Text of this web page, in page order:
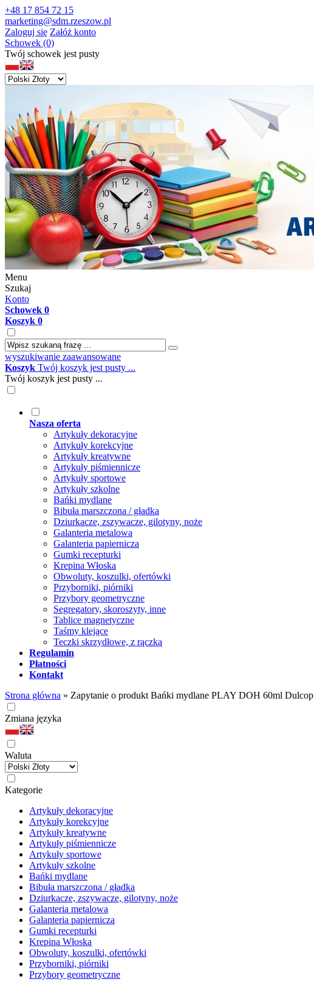
+48 17 854 72 15
marketing@sdm.rzeszow.pl
Zaloguj się Załóż konto
Schowek (0)
Twój schowek jest pusty
Menu
Szukaj
Konto
Schowek 0
Koszyk 0
wyszukiwanie zaawansowane
Koszyk Twój koszyk jest pusty ...
Twój koszyk jest pusty ...
Nasza oferta
Artykuły dekoracyjne
Artykuły korekcyjne
Artykuły kreatywne
Artykuły piśmiennicze
Artykuły sportowe
Artykuły szkolne
Bańki mydlane
Bibuła marszczona / gładka
Dziurkacze, zszywacze, gilotyny, noże
Galanteria metalowa
Galanteria papiernicza
Gumki recepturki
Krepina Włoska
Obwoluty, koszulki, ofertówki
Przyborniki, piórniki
Przybory geometryczne
Segregatory, skoroszyty, inne
Tablice magnetyczne
Taśmy klejące
Teczki skrzydłowe, z rączką
Regulamin
Płatności
Kontakt
Strona główna » Zapytanie o produkt Bańki mydlane PLAY DOH 60ml Dulcop
Zmiana języka
Waluta
Kategorie
Artykuły dekoracyjne
Artykuły korekcyjne
Artykuły kreatywne
Artykuły piśmiennicze
Artykuły sportowe
Artykuły szkolne
Bańki mydlane
Bibuła marszczona / gładka
Dziurkacze, zszywacze, gilotyny, noże
Galanteria metalowa
Galanteria papiernicza
Gumki recepturki
Krepina Włoska
Obwoluty, koszulki, ofertówki
Przyborniki, piórniki
Przybory geometryczne